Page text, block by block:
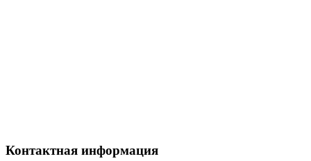
Контактная информация